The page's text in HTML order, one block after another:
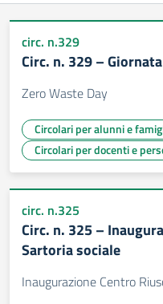
circ. n.329
Circ. n. 329 –
Zero Waste Day
Circolari per alunni e
Circolari per docenti e
circ. n.325
Circ. n. 325 –
Sartoria sociale
Inaugurazione Centro